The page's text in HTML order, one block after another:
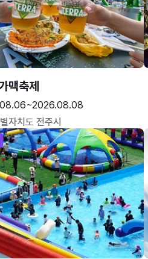
맥축제
자치도 전주시